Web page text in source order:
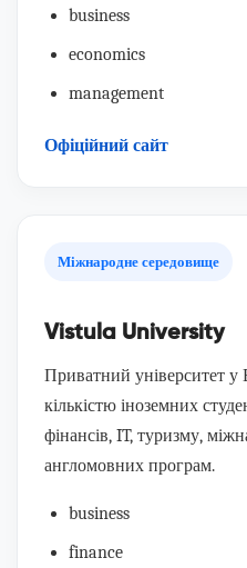
business
economics
management
Офіційний сайт
Міжнародне середовище
Vistula University
Приватний університет у
кількістю іноземних
фінансів, IT, туризму,
англомовних програм.
business
finance